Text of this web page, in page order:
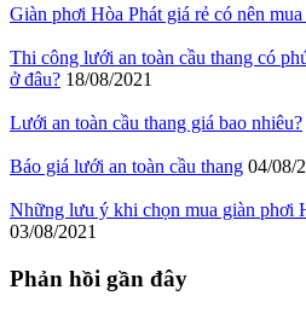
Giàn phơi Hòa Phát giá rẻ có nên
Thi công lưới an toàn cầu thang có
ở đâu? 18/08/2021
Lưới an toàn cầu thang giá bao nhiêu?
Báo giá lưới an toàn cầu thang 04/08/
Những lưu ý khi chọn mua giàn phơi
03/08/2021
Phản hồi gần đây